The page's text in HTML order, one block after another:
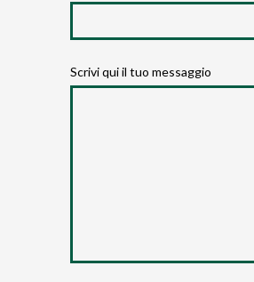
Scrivi qui il tuo messaggio